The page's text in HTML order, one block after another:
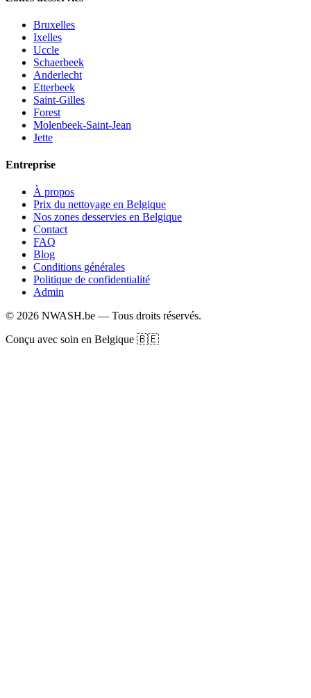
Bruxelles
Ixelles
Uccle
Schaerbeek
Anderlecht
Etterbeek
Saint-Gilles
Forest
Molenbeek-Saint-Jean
Jette
Entreprise
À propos
Prix du nettoyage en Belgique
Nos zones desservies en Belgique
Contact
FAQ
Blog
Conditions générales
Politique de confidentialité
Admin
© 2026 NWASH.be — Tous droits réservés.
Conçu avec soin en Belgique 🇧🇪